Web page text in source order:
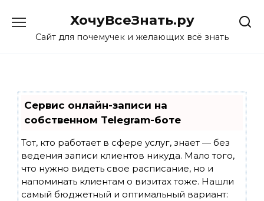
content
ХочуВсеЗнать.ру
Сайт для почемучек и желающих всё знать
Сервис онлайн-записи на
собственном Telegram-боте
Тот, кто работает в сфере услуг, знает — без
ведения записи клиентов никуда. Мало того,
что нужно видеть свое расписание, но и
напоминать клиентам о визитах тоже. Нашли
самый бюджетный и оптимальный вариант: